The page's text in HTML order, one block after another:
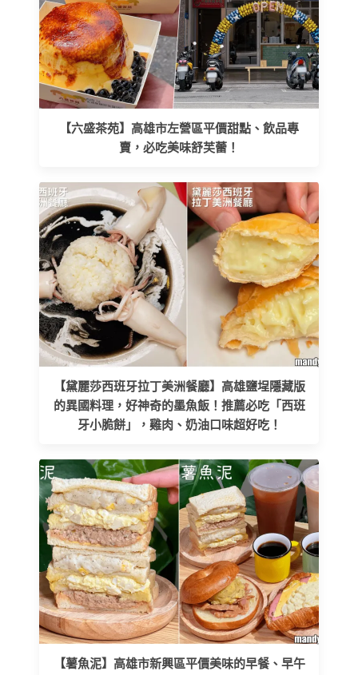
【六盛茶苑】高雄市左營區平價甜點、飲品專
賣，必吃美味舒芙蕾！
【黛麗莎西班牙拉丁美洲餐廳】高雄鹽埕隱藏版
的異國料理，好神奇的墨魚飯！推薦必吃「西班
牙小脆餅」，雞肉、奶油口味超好吃！
【薯魚泥】高雄市新興區平價美味的早餐、早午